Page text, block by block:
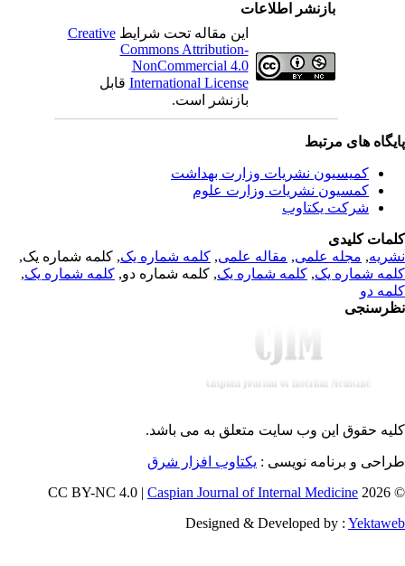
بازنشر اطلاعات
این مقاله تحت شرایطCreative
Commons Attribution-
NonCommercial 4.0
International Licenseقابل
بازنشر است.
های مرتبط
کمیسیون نشریات وزارت بهداشت
کمسیون نشریات وزارت علوم
شرکت یکتاوب
کلیدی
,مجله علمی, مقاله علمی, کلمه شماره یک, کلمه شماره یک,
شماره یک,کلمه شماره یک, کلمه شماره دو,کلمه شماره یک,
دو
حقوق این وب سایت متعلق بهمی باشد.
و برنامه نویسی : یکتاوب افزار شرق
©
Caspian Journal of Internal Medicine
Designed & Developed by :